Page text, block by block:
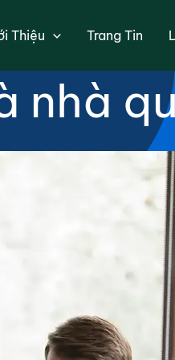
Thiệu Trang Tin
trình
nhà